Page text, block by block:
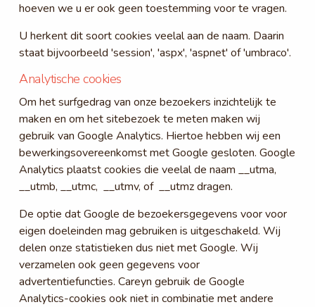
hoeven we u er ook geen toestemming voor te vragen.
U herkent dit soort cookies veelal aan de naam. Daarin
staat bijvoorbeeld 'session', 'aspx', 'aspnet' of 'umbraco'.
Analytische cookies
Om het surfgedrag van onze bezoekers inzichtelijk te
maken en om het sitebezoek te meten maken wij
gebruik van Google Analytics. Hiertoe hebben wij een
bewerkingsovereenkomst met Google gesloten. Google
Analytics plaatst cookies die veelal de naam __utma,
__utmb, __utmc, __utmv, of __utmz dragen.
De optie dat Google de bezoekersgegevens voor voor
eigen doeleinden mag gebruiken is uitgeschakeld. Wij
delen onze statistieken dus niet met Google. Wij
verzamelen ook geen gegevens voor
advertentiefuncties. Careyn gebruik de Google
Analytics-cookies ook niet in combinatie met andere